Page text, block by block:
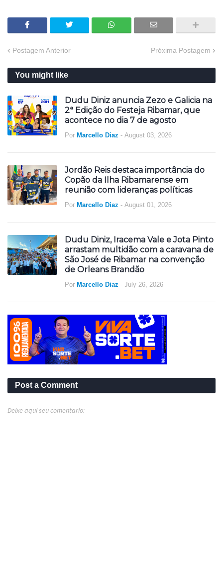
Postagem Anterior Próxima Postagem
You might like
Dudu Diniz anuncia Zezo e Galicia na
2ª Edição do Festeja Ribamar, que
acontece no dia 7 de agosto
Por Marcello Diaz - August 03, 2026
Jordão Reis destaca importância do
Copão da Ilha Ribamarense em
reunião com lideranças políticas
Por Marcello Diaz - August 01, 2026
Dudu Diniz, Iracema Vale e Jota Pinto
arrastam multidão com a caravana de
São José de Ribamar na convenção
de Orleans Brandão
Por Marcello Diaz - July 26, 2026
Post a Comment
Deixe aqui seu comentario: